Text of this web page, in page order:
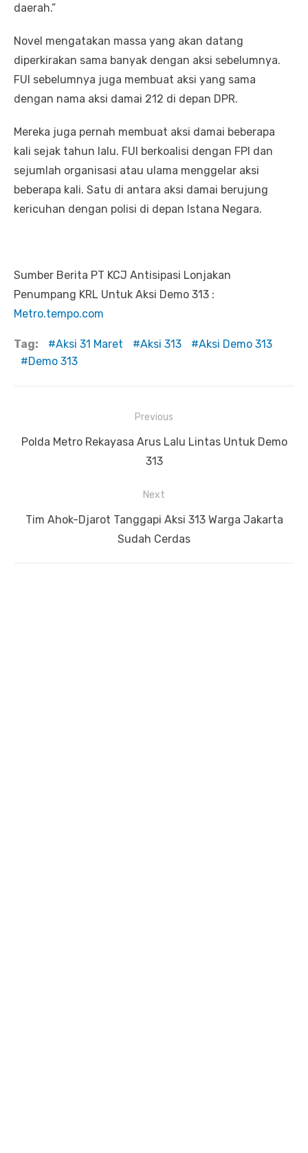
daerah.”
Novel mengatakan massa yang akan datang
diperkirakan sama banyak dengan aksi sebelumnya.
FUI sebelumnya juga membuat aksi yang sama
dengan nama aksi damai 212 di depan DPR.
Mereka juga pernah membuat aksi damai beberapa
kali sejak tahun lalu. FUI berkoalisi dengan FPI dan
sejumlah organisasi atau ulama menggelar aksi
beberapa kali. Satu di antara aksi damai berujung
kericuhan dengan polisi di depan Istana Negara.
Sumber Berita PT KCJ Antisipasi Lonjakan
Penumpang KRL Untuk Aksi Demo 313 :
Metro.tempo.com
Tag: Aksi 31 Maret Aksi 313
Aksi Demo 313
Demo 313
pos
Previous
Previous
Polda Metro Rekayasa Arus Lalu Lintas Untuk Demo
313
Next
Next
Tim Ahok-Djarot Tanggapi Aksi 313 Warga Jakarta
Sudah Cerdas